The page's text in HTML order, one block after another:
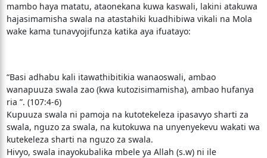
mambo haya matatu, ataonekana kuwa kaswali, lakini atakuwa
hajasimamisha swala na atastahiki kuadhibiwa vikali na Mola
wake kama tunavyojifunza katika aya ifuatayo:
“Basi adhabu kali itawathibitikia wanaoswali, ambao
wanapuuza swala zao (kwa kutozisimamisha), ambao hufanya
ria ”. (107:4-6)
Kupuuza swala ni pamoja na kutotekeleza ipasavyo sharti za
swala, nguzo za swala, na kutokuwa na unyenyekevu wakati wa
kutekeleza sharti na nguzo za swala.
Hivyo, swala inayokubalika mbele ya Allah (s.w) ni ile